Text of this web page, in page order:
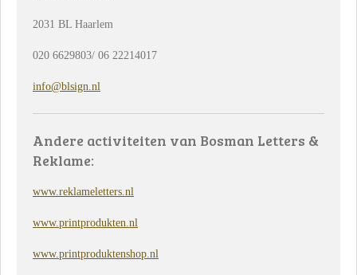
2031 BL Haarlem
020 6629803/ 06 22214017
info@blsign.nl
Andere activiteiten van Bosman Letters &
Reklame:
www.reklameletters.nl
www.printprodukten.nl
www.printproduktenshop.nl